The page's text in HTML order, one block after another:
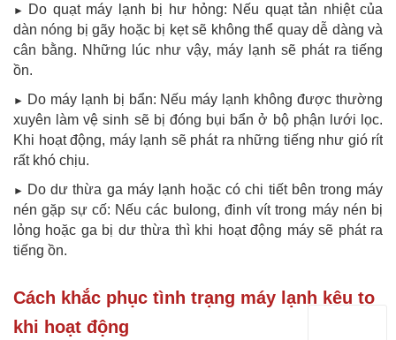
►
Do quạt máy lạnh bị hư hỏng: Nếu quạt tản nhiệt của
dàn nóng bị gãy hoặc bị kẹt sẽ không thể quay dễ dàng và
cân bằng. Những lúc như vậy, máy lạnh sẽ phát ra tiếng
ồn.
► Do máy lạnh bị bẩn: Nếu máy lạnh không được thường
xuyên làm vệ sinh sẽ bị đóng bụi bẩn ở bộ phận lưới lọc.
Khi hoạt động, máy lạnh sẽ phát ra những tiếng như gió rít
rất khó chịu.
► Do dư thừa ga máy lạnh hoặc có chi tiết bên trong máy
nén gặp sự cố: Nếu các bulong, đinh vít trong máy nén bị
lỏng hoặc ga bị dư thừa thì khi hoạt động máy sẽ phát ra
tiếng ồn.
Cách khắc phục tình trạng máy lạnh kêu to
khi hoạt động